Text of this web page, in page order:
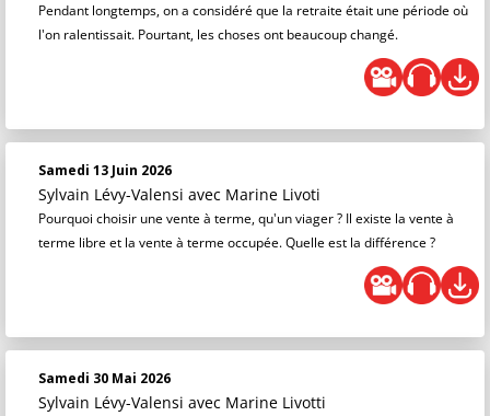
Pendant longtemps, on a considéré que la retraite était une période où
l'on ralentissait. Pourtant, les choses ont beaucoup changé.
Samedi 13 Juin 2026
Sylvain Lévy-Valensi avec Marine Livoti
Pourquoi choisir une vente à terme, qu'un viager ? Il existe la vente à
terme libre et la vente à terme occupée. Quelle est la différence ?
Samedi 30 Mai 2026
Sylvain Lévy-Valensi avec Marine Livotti